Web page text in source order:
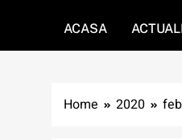
ACASA
Home 2020